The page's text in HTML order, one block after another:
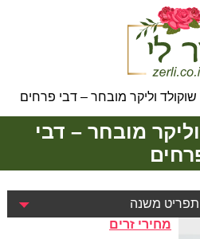
וליקר מובחר – דבי פרחים
מובחר – דבי
משנה
מחירי זרים